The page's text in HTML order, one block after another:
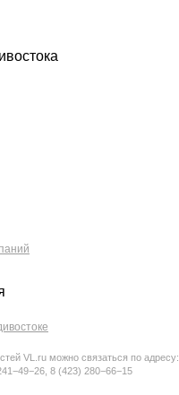
VL.ru можно связаться по адресу:
8 (423) 280−66−15